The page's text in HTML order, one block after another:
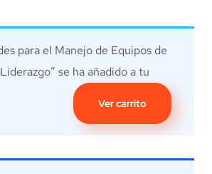
para el Manejo de Equipos de
se ha añadido a tu
Ver carrito